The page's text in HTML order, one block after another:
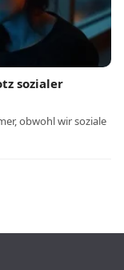
sozialer
obwohl wir soziale